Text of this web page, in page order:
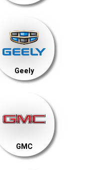
Geely
GMC